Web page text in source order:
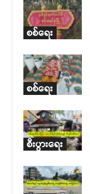
စစ်ရေး
စစ်ရေး
စီးပွားရေး